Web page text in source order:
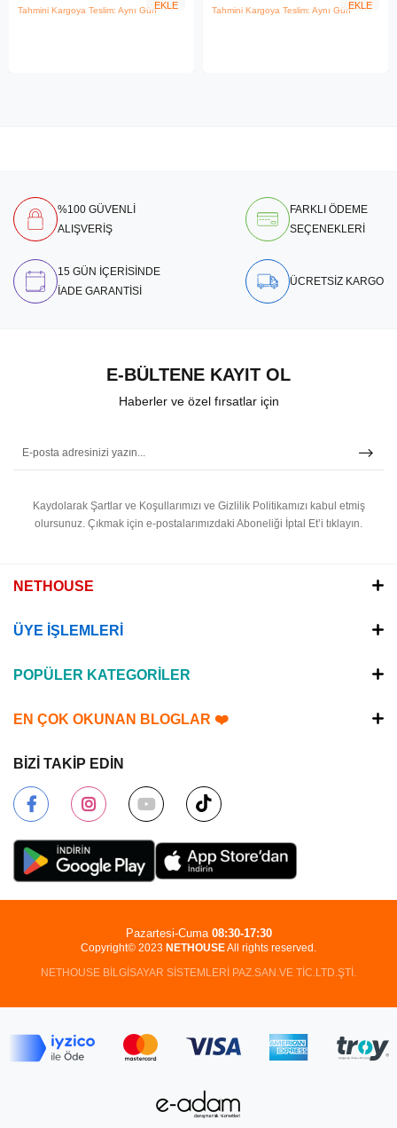
Tahmini Kargoya Teslim: Aynı GünEKLE
Tahmini Kargoya Teslim: Aynı GünEKLE
%100 GÜVENLİ
ALIŞVERİŞ
FARKLI ÖDEME
SEÇENEKLERİ
15 GÜN İÇERİSİNDE
İADE GARANTİSİ
ÜCRETSİZ KARGO
E-BÜLTENE KAYIT OL
Haberler ve özel fırsatlar için
Kaydolarak Şartlar ve Koşullarımızı ve Gizlilik Politikamızı kabul etmiş
olursunuz. Çıkmak için e-postalarımızdaki Aboneliği İptal Et’i tıklayın.
NETHOUSE
ÜYE İŞLEMLERİ
POPÜLER KATEGORİLER
EN ÇOK OKUNAN BLOGLAR ❤️
BİZİ TAKİP EDİN
Copyright© 2023 NETHOUSEAll rights reserved.
NETHOUSE BİLGİSAYAR SİSTEMLERİ PAZ.SAN.VE TİC.LTD.ŞTİ.
Pazartesi-Cuma 08:30-17:30